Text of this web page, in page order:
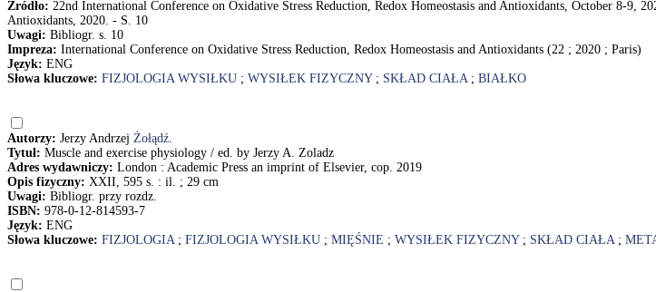
Źródło: 22nd International Conference on Oxidative Stress Reduction, Redox Homeostasis and Antioxidants, October 8-
Antioxidants, 2020. - S. 10
Uwagi: Bibliogr. s. 10
Impreza: International Conference on Oxidative Stress Reduction, Redox Homeostasis and Antioxidants (22 ; 2020 ; Paris)
Język: ENG
Słowa kluczowe: FIZJOLOGIA WYSIŁKU ; WYSIŁEK FIZYCZNY; SKŁAD CIAŁA; BIAŁKO
Autorzy: Jerzy Andrzej Żołądź.
Tytuł: Muscle and exercise physiology / ed. by Jerzy A. Zoladz
Adres wydawniczy: London : Academic Press an imprint of Elsevier, cop. 2019
Opis fizyczny: XXII, 595 s. : il. ; 29 cm
Uwagi: Bibliogr. przy rozdz.
ISBN: 978-0-12-814593-7
Język: ENG
Słowa kluczowe: FIZJOLOGIA; FIZJOLOGIA WYSIŁKU ; MIĘŚNIE ; WYSIŁEK FIZYCZNY; SKŁAD CIAŁA;